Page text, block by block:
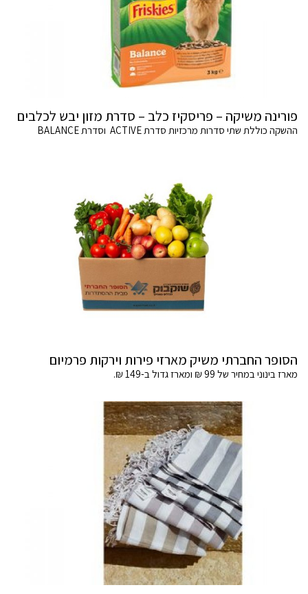
פורינה משיקה – פריסקיז כלב – סדרת מזון יבש לכלבים
ההשקה כוללת שתי סדרות מרכזיות סדרת ACTIVE וסדרת BALANCE
הסופר החברתי משיק מארזי פירות וירקות פרמיום
מארז בינוני במחיר של 99 ₪ ומארז גדול ב-149 ₪.